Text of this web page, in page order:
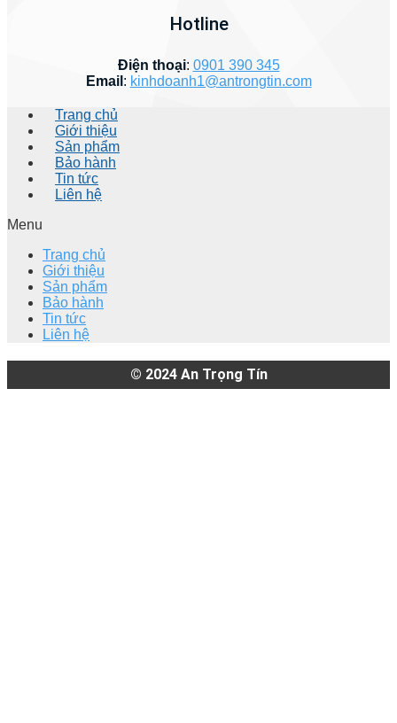
Hotline
Điện thoại: 0901 390 345
Email : kinhdoanh1@antrongtin.com
Trang chủ
Giới thiệu
Sản phẩm
Bảo hành
Tin tức
Liên hệ
Menu
Trang chủ
Giới thiệu
Sản phẩm
Bảo hành
Tin tức
Liên hệ
© 2024 An Trọng Tín